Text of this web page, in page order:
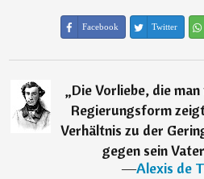
Facebook Twitter
„Die Vorliebe, die
Regierungsform
Verhältnis zu der
gegen sein
―Alexis de